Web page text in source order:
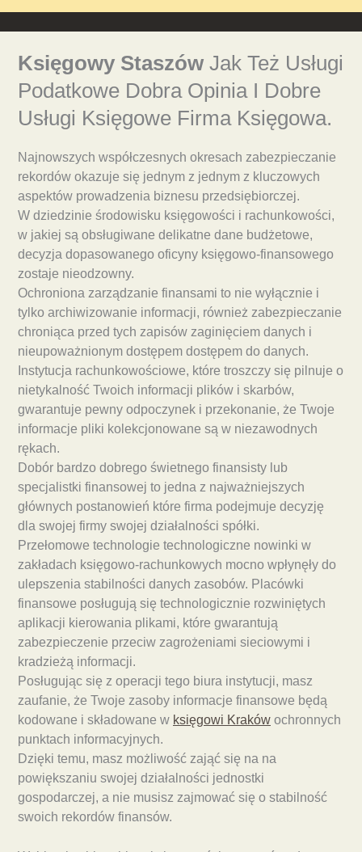
Księgowy Staszów Jak Też Usługi
Podatkowe Dobra Opinia I Dobre
Usługi Księgowe Firma Księgowa.
Najnowszych współczesnych okresach zabezpieczanie
rekordów okazuje się jednym z jednym z kluczowych
aspektów prowadzenia biznesu przedsiębiorczej.
W dziedzinie środowisku księgowości i rachunkowości,
w jakiej są obsługiwane delikatne dane budżetowe,
decyzja dopasowanego oficyny księgowo-finansowego
zostaje nieodzowny.
Ochroniona zarządzanie finansami to nie wyłącznie i
tylko archiwizowanie informacji, również zabezpieczanie
chroniąca przed tych zapisów zaginięciem danych i
nieupoważnionym dostępem dostępem do danych.
Instytucja rachunkowościowe, które troszczy się pilnuje o
nietykalność Twoich informacji plików i skarbów,
gwarantuje pewny odpoczynek i przekonanie, że Twoje
informacje pliki kolekcjonowane są w niezawodnych
rękach.
Dobór bardzo dobrego świetnego finansisty lub
specjalistki finansowej to jedna z najważniejszych
głównych postanowień które firma podejmuje decyzję
dla swojej firmy swojej działalności spółki.
Przełomowe technologie technologiczne nowinki w
zakładach księgowo-rachunkowych mocno wpłynęły do
ulepszenia stabilności danych zasobów. Placówki
finansowe posługują się technologicznie rozwiniętych
aplikacji kierowania plikami, które gwarantują
zabezpieczenie przeciw zagrożeniami sieciowymi i
kradzieżą informacji.
Posługując się z operacji tego biura instytucji, masz
zaufanie, że Twoje zasoby informacje finansowe będą
kodowane i składowane w księgowi Kraków ochronnych
punktach informacyjnych.
Dzięki temu, masz możliwość zająć się na na
powiększaniu swojej działalności jednostki
gospodarczej, a nie musisz zajmować się o stabilność
swoich rekordów finansów.